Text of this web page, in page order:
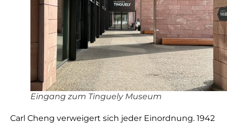
Eingang zum Tinguely Museum
Carl Cheng verweigert sich jeder Einordnung. 1942